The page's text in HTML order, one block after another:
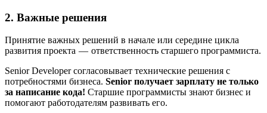
2. Важные решения
Принятие важных решений в начале или середине цикла
развития проекта — ответственность старшего программиста.
Senior Developer согласовывает технические решения с
потребностями бизнеса. Senior получает зарплату не только
за написание кода! Старшие программисты знают бизнес и
помогают работодателям развивать его.